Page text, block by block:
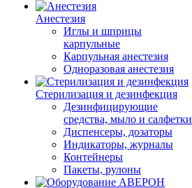
Анестезия
Иглы и шприцы
карпульные
Карпульная анестезия
Одноразовая анестезия
Стерилизация и дезинфекция
Дезинфицирующие
средства, мыло и салфетки
Диспенсеры, дозаторы
Индикаторы, журналы
Контейнеры
Пакеты, рулоны